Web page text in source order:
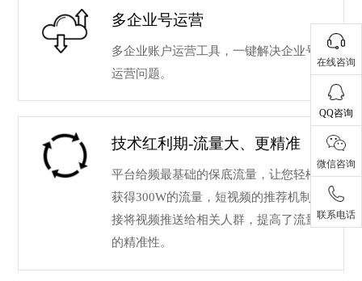
多企业号运营
多企业账户运营工具，一键解决企业号
运营问题。
技术红利期-流量大、更精准
平台给频最基础的保底流量，让您轻松
获得300W的流量，短视频的推荐机制直
接将视频推送给相关人群，提高了流量
的精准性。
在线咨询
QQ咨询
微信咨询
联系电话